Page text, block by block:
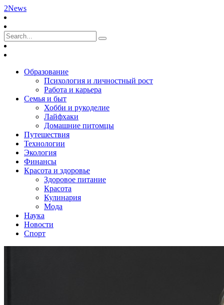
2News
Образование
Психология и личностный рост
Работа и карьера
Семья и быт
Хобби и рукоделие
Лайфхаки
Домашние питомцы
Путешествия
Технологии
Экология
Финансы
Красота и здоровье
Здоровое питание
Красота
Кулинария
Мода
Наука
Новости
Спорт